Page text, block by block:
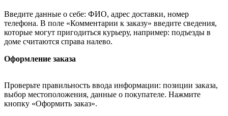
Введите данные о себе: ФИО, адрес доставки, номер
телефона. В поле «Комментарии к заказу» введите сведения,
которые могут пригодиться курьеру, например: подъезды в
доме считаются справа налево.
Оформление заказа
Проверьте правильность ввода информации: позиции заказа,
выбор местоположения, данные о покупателе. Нажмите
кнопку «Оформить заказ».